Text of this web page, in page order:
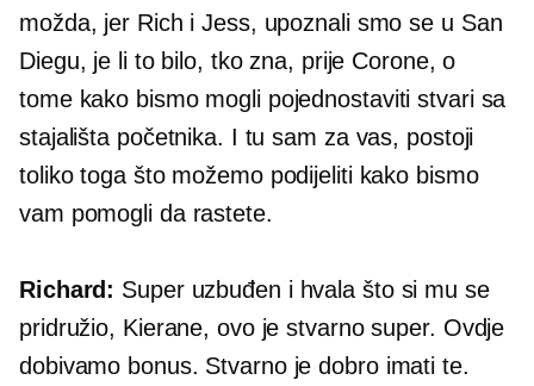
možda, jer Rich i Jess, upoznali smo se u San
Diegu, je li to bilo, tko zna, prije Corone, o
tome kako bismo mogli pojednostaviti stvari sa
stajališta početnika. I tu sam za vas, postoji
toliko toga što možemo podijeliti kako bismo
vam pomogli da rastete.
Richard: Super uzbuđen i hvala što si mu se
pridružio, Kierane, ovo je stvarno super. Ovdje
dobivamo bonus. Stvarno je dobro imati te.